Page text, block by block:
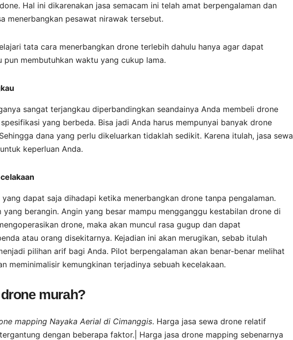
Hal ini dikarenakan jasa semacam ini telah amat berpengalaman dan
menerbangkan pesawat nirawak tersebut.
tata cara menerbangkan drone terlebih dahulu hanya agar dapat
pun membutuhkan waktu yang cukup lama.
sangat terjangkau diperbandingkan seandainya Anda membeli drone
yang berbeda. Bisa jadi Anda harus mempunyai banyak drone
dana yang perlu dikeluarkan tidaklah sedikit. Karena itulah, jasa sewa
keperluan Anda.
dapat saja dihadapi ketika menerbangkan drone tanpa pengalaman.
yang berangin. Angin yang besar mampu mengganggu kestabilan drone di
drone, maka akan muncul rasa gugup dan dapat
atau orang disekitarnya. Kejadian ini akan merugikan, sebab itulah
pilihan arif bagi Anda. Pilot berpengalaman akan benar-benar melihat
meminimalisir kemungkinan terjadinya sebuah kecelakaan.
murah?
mapping Nayaka Aerial di Cimanggis. Harga jasa sewa drone relatif
dengan beberapa faktor.| Harga jasa drone mapping sebenarnya